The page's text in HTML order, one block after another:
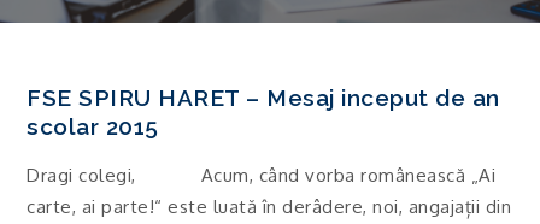
FSE SPIRU HARET – Mesaj inceput de an
scolar 2015
Dragi colegi, Acum, când vorba românească „Ai
carte, ai parte!“ este luată în derâdere, noi, angajații din